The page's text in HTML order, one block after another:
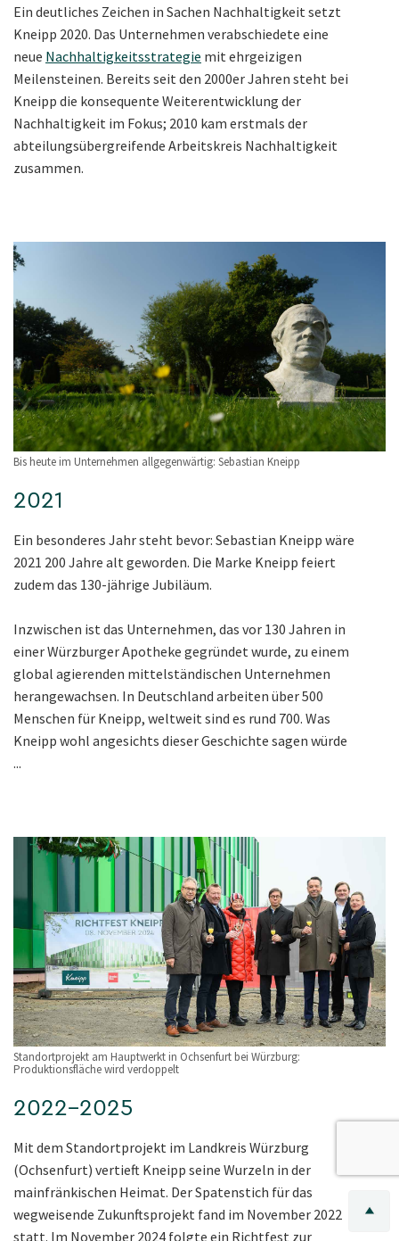
Ein deutliches Zeichen in Sachen Nachhaltigkeit setzt
Kneipp 2020. Das Unternehmen verabschiedete eine
neue Nachhaltigkeitsstrategie mit ehrgeizigen
Meilensteinen. Bereits seit den 2000er Jahren steht bei
Kneipp die konsequente Weiterentwicklung der
Nachhaltigkeit im Fokus; 2010 kam erstmals der
abteilungsübergreifende Arbeitskreis Nachhaltigkeit
zusammen.
Bis heute im Unternehmen allgegenwärtig: Sebastian Kneipp
2021
Ein besonderes Jahr steht bevor: Sebastian Kneipp wäre
2021 200 Jahre alt geworden. Die Marke Kneipp feiert
zudem das 130-jährige Jubiläum.
Inzwischen ist das Unternehmen, das vor 130 Jahren in
einer Würzburger Apotheke gegründet wurde, zu einem
global agierenden mittelständischen Unternehmen
herangewachsen. In Deutschland arbeiten über 500
Menschen für Kneipp, weltweit sind es rund 700. Was
Kneipp wohl angesichts dieser Geschichte sagen würde
...
Standortprojekt am Hauptwerkt in Ochsenfurt bei Würzburg:
Produktionsfläche wird verdoppelt
2022–2025
Mit dem Standortprojekt im Landkreis Würzburg
(Ochsenfurt) vertieft Kneipp seine Wurzeln in der
mainfränkischen Heimat. Der Spatenstich für das
wegweisende Zukunftsprojekt fand im November 2022
statt. Im November 2024 folgte ein Richtfest zur